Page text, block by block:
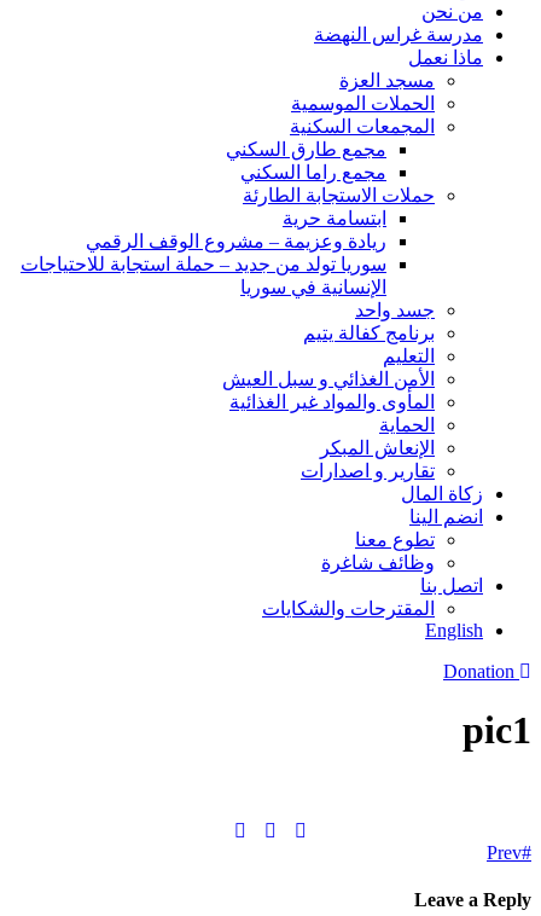
من نحن
مدرسة غراس النهضة
ماذا نعمل
مسجد العزة
الحملات الموسمية
المجمعات السكنية
مجمع طارق السكني
مجمع راما السكني
حملات الاستجابة الطارئة
ابتسامة حرية
ريادة وعزيمة – مشروع الوقف الرقمي
سوريا تولد من جديد – حملة استجابة للاحتياجات
الإنسانية في سوريا
جسد واحد
برنامج كفالة يتيم
التعليم
الأمن الغذائي و سبل العيش
المأوى والمواد غير الغذائية
الحماية
الإنعاش المبكر
تقارير و اصدارات
زكاة المال
انضم الينا
تطوع معنا
وظائف شاغرة
اتصل بنا
المقترحات والشكايات
English
pic1
Prev
Leave a Reply